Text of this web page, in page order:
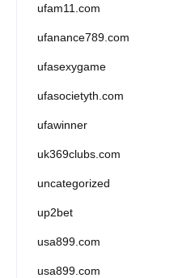
ufam11.com
ufanance789.com
ufasexygame
ufasocietyth.com
ufawinner
uk369clubs.com
uncategorized
up2bet
usa899.com
usa899.com